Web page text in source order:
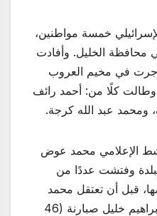
خمسة مواطنين،
محافظة الخليل. وأفادت
جرت في مخيم العروب
كلًا من: أحمد رائف
ومحمد عبد الله كرجة.
الإعلامي محمد عوض
وفتشت عددًا من
قبل أن تعتقل محمد
عمر أبو عياش (62 عامًا) وإبراهيم خليل صبارنة (46